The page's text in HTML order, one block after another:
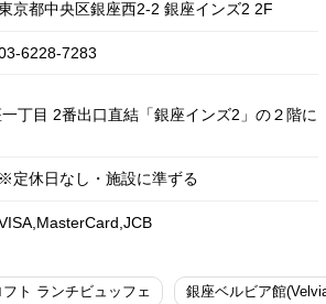
京都中央区銀座西2-2 銀座インズ2 2F
6228-7283
丁目 2番出口直結「銀座インズ2」の２階に
※定休日なし・施設に準ずる
ト ランチビュッフェ